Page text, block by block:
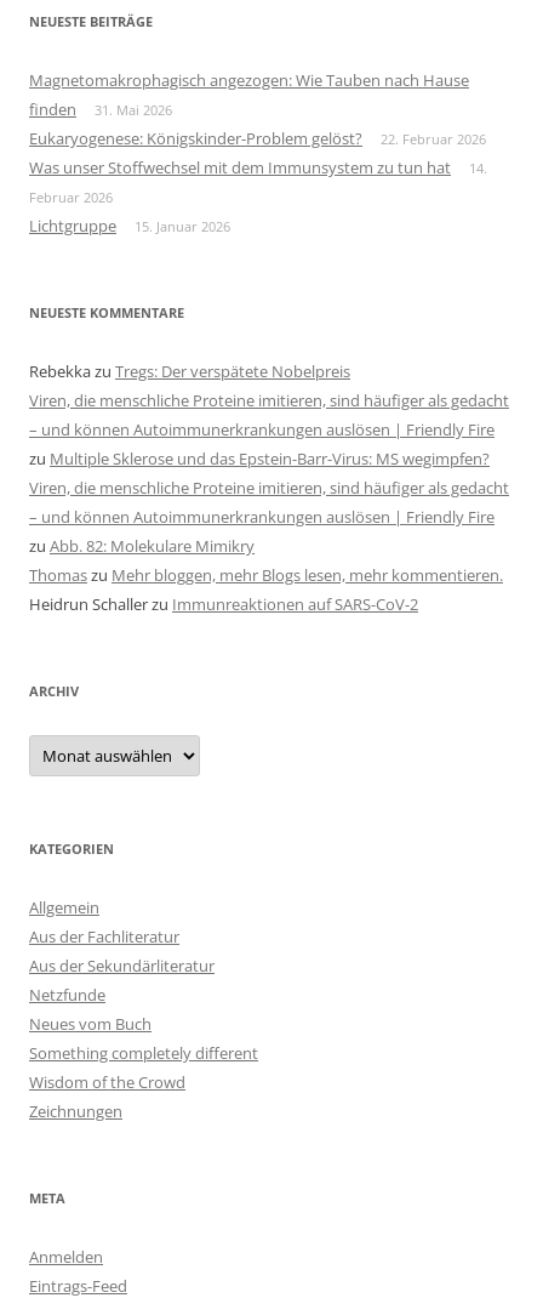
NEUESTE BEITRÄGE
Magnetomakrophagisch angezogen: Wie Tauben nach Hause
finden
31. Mai 2026
Eukaryogenese: Königskinder-Problem gelöst? 22. Februar 2026
Was unser Stoffwechsel mit dem Immunsystem zu tun hat
14.
Februar 2026
Lichtgruppe 15. Januar 2026
NEUESTE KOMMENTARE
Rebekkazu Tregs: Der verspätete Nobelpreis
Viren, die menschliche Proteine imitieren, sind häufiger als gedacht
– und können Autoimmunerkrankungen auslösen | Friendly Fire
zu Multiple Sklerose und das Epstein-Barr-Virus: MS wegimpfen?
Viren, die menschliche Proteine imitieren, sind häufiger als gedacht
– und können Autoimmunerkrankungen auslösen | Friendly Fire
zu Abb. 82: Molekulare Mimikry
Thomaszu Mehr bloggen, mehr Blogs lesen, mehr kommentieren.
Heidrun Schallerzu Immunreaktionen auf SARS-CoV-2
ARCHIV
Archiv
KATEGORIEN
Allgemein
Aus der Fachliteratur
Aus der Sekundärliteratur
Netzfunde
Neues vom Buch
Something completely different
Wisdom of the Crowd
Zeichnungen
META
Anmelden
Eintrags-Feed